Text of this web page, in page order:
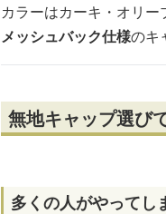
カラーはカーキ・オリ
メッシュバック仕様のキ
無地キャップ選び
多くの人がやってし